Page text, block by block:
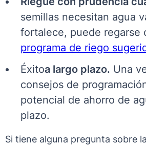
semillas necesitan agua
fortalece, puede regarse
programa de riego
Éxitoa largo plazo. Una
consejos de
potencial de ahorro de
plazo.
Si tiene alguna pregunta sobre